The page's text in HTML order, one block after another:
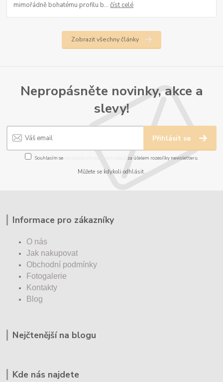
mimořádně bohatému profilu b...číst celé
Zobrazit všechny články
Nepropásněte novinky, akce a
slevy!
Přihlásit se
Souhlasím se za účelem rozesílky newsletteru.
Můžete se kdykoli odhlásit.
Informace pro zákazníky
O nás
Jak nakupovat
Obchodní podmínky
Fotogalerie
Kontakty
Blog
Nejčtenější na blogu
Kde nás najdete